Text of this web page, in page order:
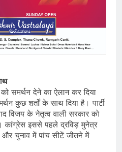
समर्थन देने का ऐलान कर दिया
कुछ शर्तों के साथ दिया है। पार्टी
विजय के नेतृत्व वाली सरकार को
कांग्रेस इससे पहले द्रविड़ मुनेत्र
चुनाव में पांच सीटें जीतने में